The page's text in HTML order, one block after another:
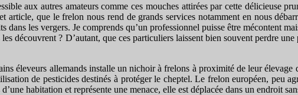
aux autres amateurs comme ces mouches attirées par cette délicieuse
que le frelon nous rend de grands services notamment en nous
dans les vergers. Je comprends qu’un professionnel puisse être mécontent
découvrent ? D’autant, que ces particuliers laissent bien souvent perdre
éleveurs allemands installe un nichoir à frelons à proximité de leur
de pesticides destinés à protéger le cheptel. Le frelon européen, peu
habitation et représente une menace, elle est déplacée dans un endroit